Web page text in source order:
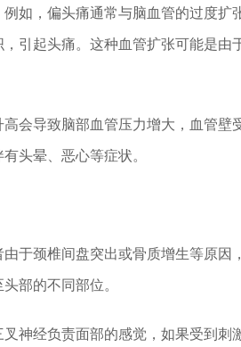
如，偏头痛通常与脑血管的过度扩
引起头痛。这种血管扩张可能是由
会导致脑部血管压力增大，血管壁
头晕、恶心等症状。
于颈椎间盘突出或骨质增生等原因
部的不同部位。
神经负责面部的感觉，如果受到刺